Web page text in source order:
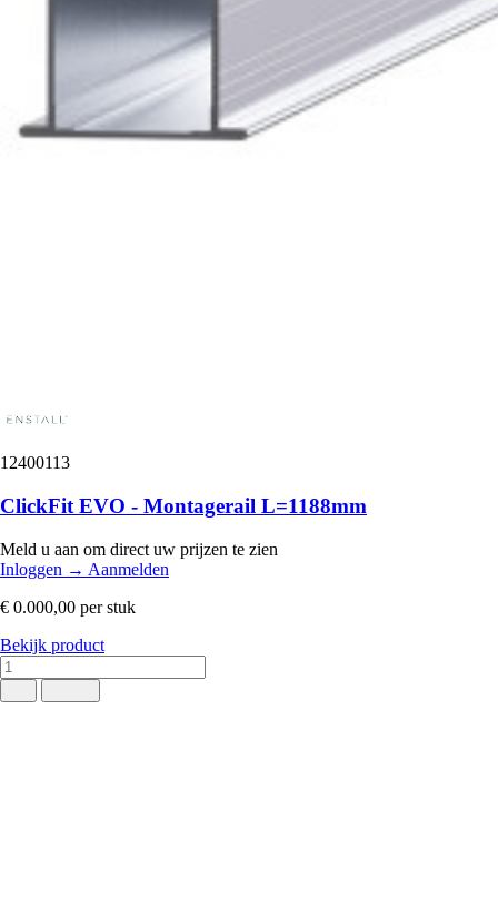
12400113
ClickFit EVO - Montagerail L=1188mm
Meld u aan om direct uw prijzen te zien
Inloggen → Aanmelden
€ 0.000,00 per stuk
Bekijk product